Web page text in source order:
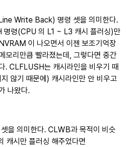
Write Back) 명령 셋을 의미한다.
명령(CPU 의 L1 ~ L3 캐시 플러싱)만
이 나오면서 이젠 보조기억장
리만큼 빨라졌는데, 그렇다면 중간
. CLFLUSH는 캐시라인을 비우기 때
않기 때문에) 캐시라인만 안 비우고
나왔다.
을 의미한다. CLWB과 목적이 비슷
캐시만 플러싱 해주었다면